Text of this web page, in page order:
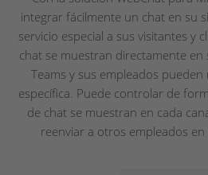
integrar fácilmente un chat en su
servicio especial a sus visitantes y
chat se muestran directamente en
Teams y sus empleados
específica. Puede controlar de
de chat se muestran en cada
reenviar a otros empleados